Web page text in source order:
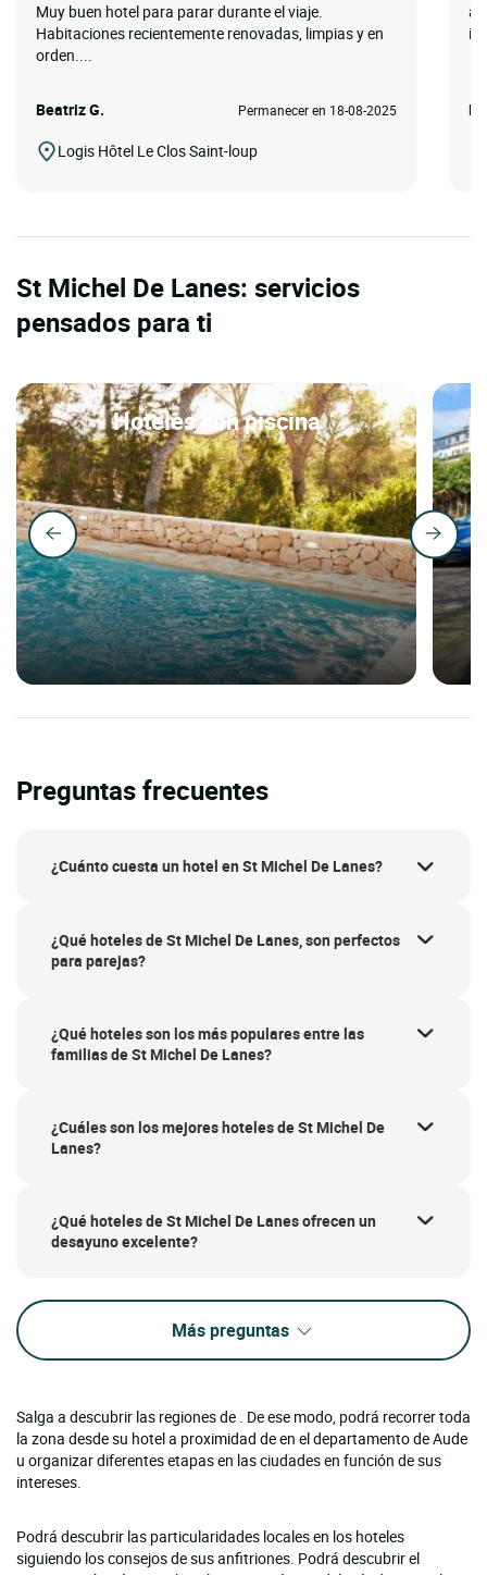
Muy buen hotel para parar durante el viaje.
Habitaciones recientemente renovadas, limpias y en
orden....
Beatriz G. Permanecer en 18-08-2025
Logis Hôtel Le Clos Saint-loup
a
St Michel De Lanes: servicios
pensados para ti
Hoteles con piscina
Preguntas frecuentes
¿Cuánto cuesta un hotel en St Michel De Lanes?
¿Qué hoteles de St Michel De Lanes, son perfectos
para parejas?
¿Qué hoteles son los más populares entre las
familias de St Michel De Lanes?
¿Cuáles son los mejores hoteles de St Michel De
Lanes?
¿Qué hoteles de St Michel De Lanes ofrecen un
desayuno excelente?
Más preguntas
Salga a descubrir las regiones de . De ese modo, podrá recorrer toda
la zona desde su hotel a proximidad de en el departamento de Aude
u organizar diferentes etapas en las ciudades en función de sus
intereses.
Podrá descubrir las particularidades locales en los hoteles
siguiendo los consejos de sus anfitriones. Podrá descubrir el